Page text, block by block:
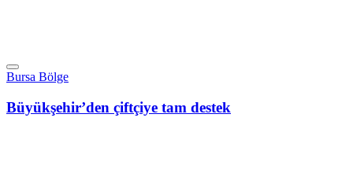
Bursa Bölge
Büyükşehir’den çiftçiye tam destek